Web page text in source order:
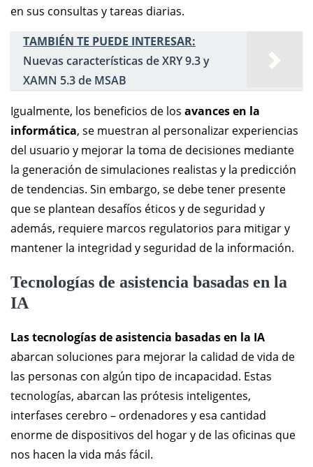
en sus consultas y tareas diarias.
TAMBIÉN TE PUEDE INTERESAR:
Nuevas características de XRY 9.3 y
XAMN 5.3 de MSAB
Igualmente, los beneficios de los avances en la
informática, se muestran al personalizar experiencias
del usuario y mejorar la toma de decisiones mediante
la generación de simulaciones realistas y la predicción
de tendencias. Sin embargo, se debe tener presente
que se plantean desafíos éticos y de seguridad y
además, requiere marcos regulatorios para mitigar y
mantener la integridad y seguridad de la información.
Tecnologías de asistencia basadas en la
IA
Las tecnologías de asistencia basadas en la IA
abarcan soluciones para mejorar la calidad de vida de
las personas con algún tipo de incapacidad. Estas
tecnologías, abarcan las prótesis inteligentes,
interfases cerebro – ordenadores y esa cantidad
enorme de dispositivos del hogar y de las oficinas que
nos hacen la vida más fácil.